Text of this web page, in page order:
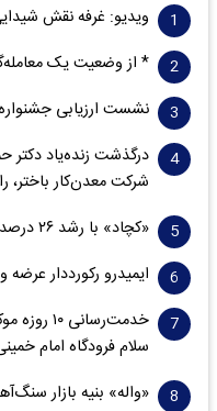
ویدیو: غرفه نقش شیدایی
* از وضعیت یک
نشست ارزیابی
درگذشت زنده‌یاد دکتر
شرکت معدن‌کار
«کچاد» با رشد ۲۶ درصدی درآمد، جایگاه خود را تثبیت کرد
ایمیدرو رکورددار
سلام فرودگاه امام
«واله» بنیه بازار